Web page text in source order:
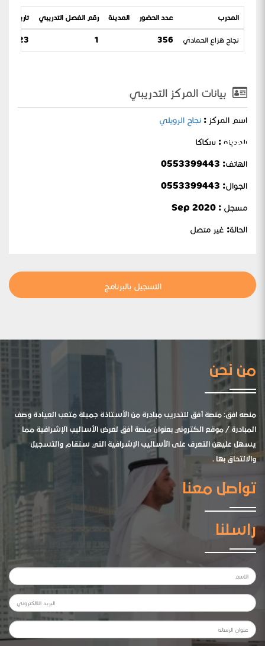
الحمادي
المدرب عدد الحضور المدينة رقم الفصل التدريبي تاريخ
نجاح هزاع الحمادي 356
1
/ 15-04-1445
بيانات المركز التدريبي
اسم المركز : نجاح الرويلي
المدينة : سكاكا
الهاتف: 0553399443
الجوال:
مسجل : Sep 2020
الحالة: غير متصل
التسجيل بالبرنامج
من نحن
منصه افق: منصة أفق للتدريب مبادرة من الأستاذة جميلة متعب العيادة وصف
المبادرة / موقع الكتروني بعنوان منصة أفق لعرض الأساليب الإشرافية مما
يسهل عليهن التعرف على الأساليب الإشرافية التي ستقام والتسجيل
والالتحاق بها .
تواصل معنا
راسلنا